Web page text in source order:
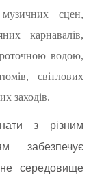
сцен,
карнавалів,
водою,
світлових
заходів.
з різним
забезпечує
середовище